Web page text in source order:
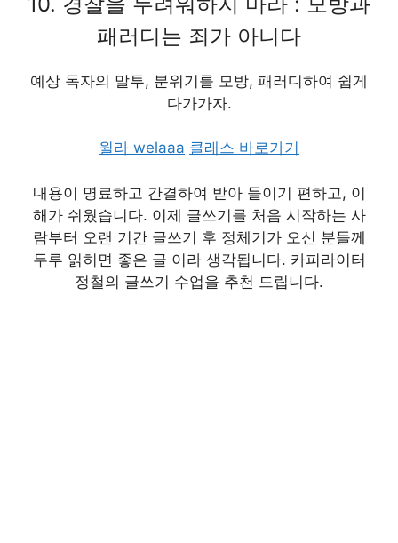
패러디는 죄가 아니다
예상 독자의 말투, 분위기를 모방, 패러디하여 쉽게
다가가자.
윌라 welaaa 클래스 바로가기
내용이 명료하고 간결하여 받아 들이기 편하고, 이
해가 쉬웠습니다. 이제 글쓰기를 처음 시작하는 사
람부터 오랜 기간 글쓰기 후 정체기가 오신 분들께
두루 읽히면 좋은 글 이라 생각됩니다. 카피라이터
정철의 글쓰기 수업을 추천 드립니다.